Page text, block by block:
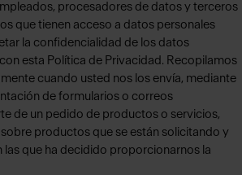
procesadores de datos y terceros
que tienen acceso a datos personales
la confidencialidad de los datos
esta Política de Privacidad. Recopilamos
cuando usted nos los envía, mediante
de formularios o correos
de un pedido de productos o servicios,
productos que se están solicitando y
las que ha decidido proporcionarnos la